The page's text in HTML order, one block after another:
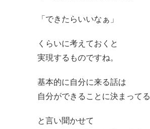
「できたらいいなぁ」
くらいに考えておくと
実現するものですね。
基本的に自分に来る話は
自分ができることに決まってる
と言い聞かせて